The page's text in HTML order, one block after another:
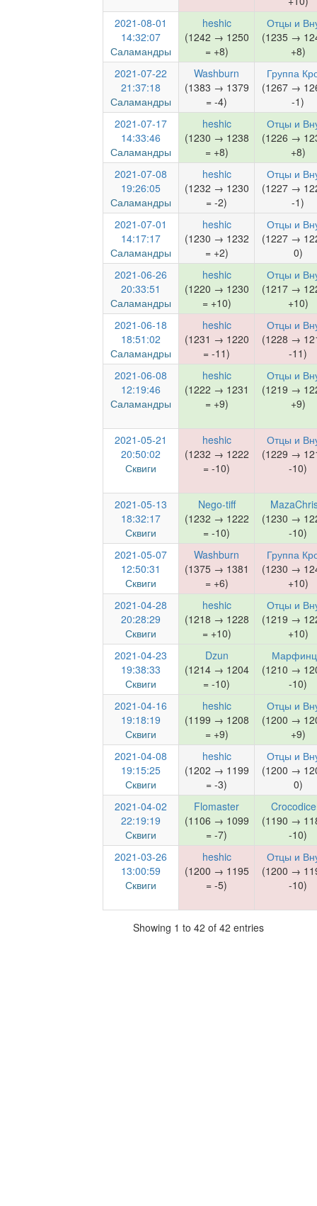
2021-08-01
14:32:07
Саламандры
heshic
(1242 → 1250
= +8)
Отцы и
(1235 →
+8)
2021-07-22
21:37:18
Саламандры
Washburn
(1383 → 1379
= -4)
Группа
(1267 →
-1)
2021-07-17
14:33:46
Саламандры
heshic
(1230 → 1238
= +8)
Отцы и
(1226 →
+8)
2021-07-08
19:26:05
Саламандры
heshic
(1232 → 1230
= -2)
Отцы и
(1227 →
-1)
2021-07-01
14:17:17
Саламандры
heshic
(1230 → 1232
= +2)
Отцы и
(1227 →
0)
2021-06-26
20:33:51
Саламандры
heshic
(1220 → 1230
= +10)
Отцы и
(1217 →
+10)
2021-06-18
18:51:02
Саламандры
heshic
(1231 → 1220
= -11)
Отцы и
(1228 →
-11)
2021-06-08
12:19:46
Саламандры
heshic
(1222 → 1231
= +9)
Отцы и
(1219 →
+9)
2021-05-21
20:50:02
Сквиги
heshic
(1232 → 1222
= -10)
Отцы и
(1229 →
-10)
2021-05-13
18:32:17
Сквиги
Nego-tiff
(1232 → 1222
= -10)
(1230 →
-10)
2021-05-07
12:50:31
Сквиги
Washburn
(1375 → 1381
= +6)
Группа
(1230 →
+10)
2021-04-28
20:28:29
Сквиги
heshic
(1218 → 1228
= +10)
Отцы и
(1219 →
+10)
2021-04-23
19:38:33
Сквиги
Dzun
(1214 → 1204
= -10)
(1210 →
-10)
2021-04-16
19:18:19
Сквиги
heshic
(1199 → 1208
= +9)
Отцы и
(1200 →
+9)
2021-04-08
19:15:25
Сквиги
heshic
(1202 → 1199
= -3)
Отцы и
(1200 →
0)
2021-04-02
22:19:19
Сквиги
Flomaster
(1106 → 1099
= -7)
(1190 →
-10)
2021-03-26
13:00:59
Сквиги
heshic
(1200 → 1195
= -5)
Отцы и
(1200 →
-10)
Showing 1 to 42 of 42 entries